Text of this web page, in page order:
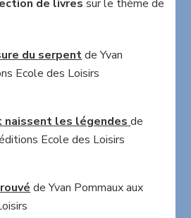
de livres sur le thème de
du serpentde Yvan
Ecole des Loisirs
naissent les légendes de
Ecole des Loisirs
de Yvan Pommaux aux